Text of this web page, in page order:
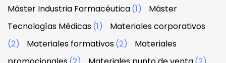
Máster Industria Farmacéutica(1)
Máster
Tecnologías Médicas(1)
Materiales corporativos
(2)
Materiales formativos(2)
Materiales